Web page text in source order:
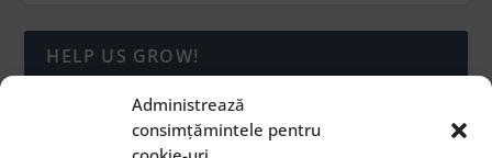
Administrează
consimțămintele pentru
HELP US GROW!